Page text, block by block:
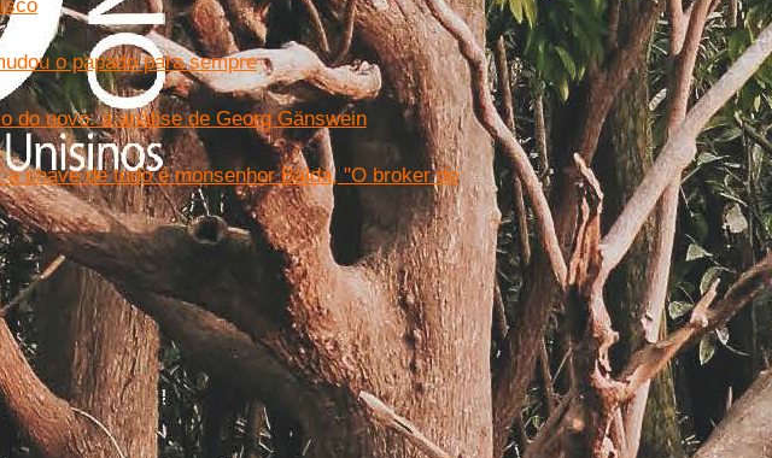
o papado para sempre
do novo: a análise de Georg Gänswein
chave de tudo é monsenhor Balda, "O broker de